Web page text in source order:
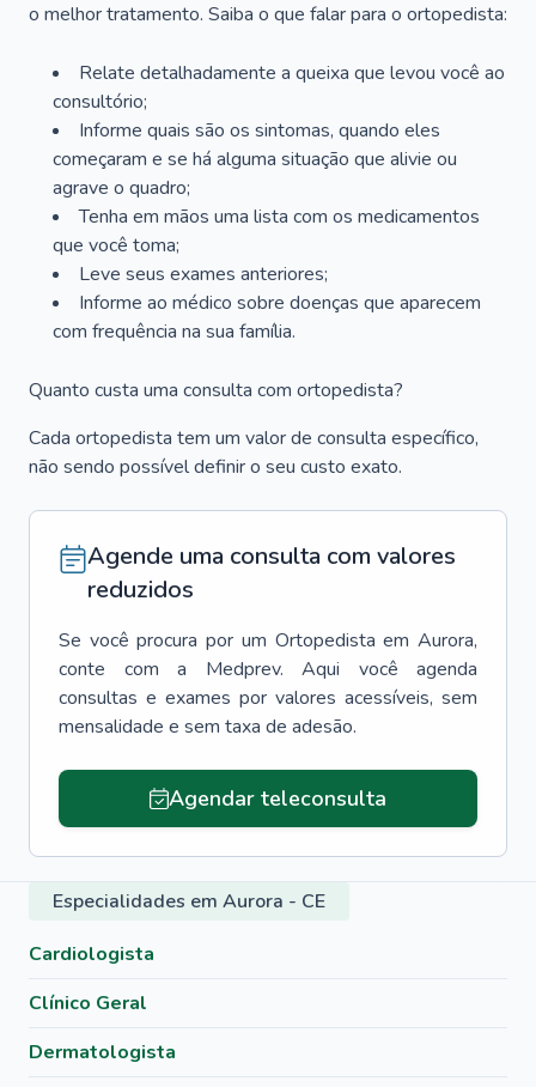
o melhor tratamento. Saiba o que falar para o ortopedista:
Relate detalhadamente a queixa que levou você ao
consultório;
Informe quais são os sintomas, quando eles
começaram e se há alguma situação que alivie ou
agrave o quadro;
Tenha em mãos uma lista com os medicamentos
que você toma;
Leve seus exames anteriores;
Informe ao médico sobre doenças que aparecem
com frequência na sua família.
Quanto custa uma consulta com ortopedista?
Cada ortopedista tem um valor de consulta específico,
não sendo possível definir o seu custo exato.
Agende uma consulta com valores
reduzidos
Se você procura por um Ortopedista em Aurora,
conte com a Medprev. Aqui você agenda
consultas e exames por valores acessíveis, sem
mensalidade e sem taxa de adesão.
Agendar teleconsulta
Especialidades em Aurora - CE
Cardiologista
Clínico Geral
Dermatologista